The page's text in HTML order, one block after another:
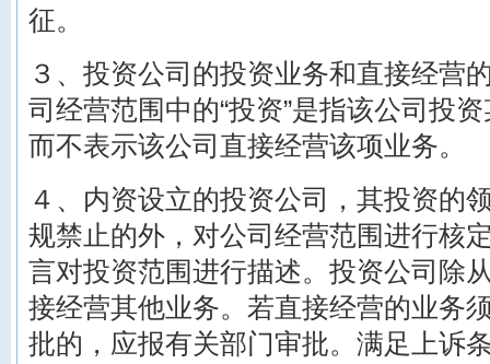
征。
３、投资公司的投资业务和直接经营
司经营范围中的“投资”是指该公司投
而不表示该公司直接经营该项业务。
４、内资设立的投资公司，其投资的
规禁止的外，对公司经营范围进行核
言对投资范围进行描述。投资公司除
接经营其他业务。若直接经营的业务
批的，应报有关部门审批。满足上诉